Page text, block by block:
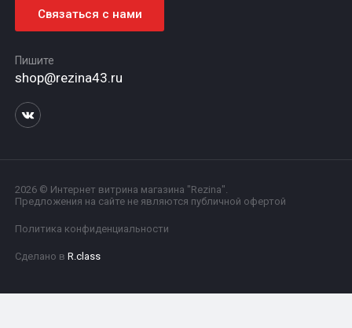
Связаться с нами
Пишите
shop@rezina43.ru
2026 © Интернет витрина магазина "Rezina".
Предложения на сайте не являются публичной офертой
Политика конфиденциальности
Сделано в R.class